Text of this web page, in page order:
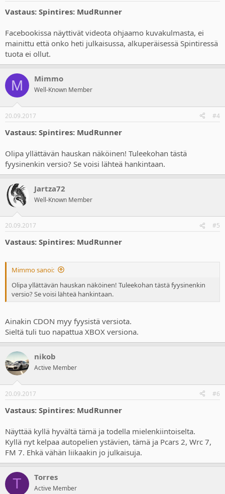
Vastaus: Spintires: MudRunner
Facebookissa näyttivät videota ohjaamo kuvakulmasta, ei
mainittu että onko heti julkaisussa, alkuperäisessä Spintiressä
tuota ei ollut.
M Mimmo
Well-Known Member
20.09.2017 #4
Vastaus: Spintires: MudRunner
Olipa yllättävän hauskan näköinen! Tuleekohan tästä
fyysinenkin versio? Se voisi lähteä hankintaan.
Jartza72
Well-Known Member
20.09.2017 #5
Vastaus: Spintires: MudRunner
Mimmo sanoi:
Olipa yllättävän hauskan näköinen! Tuleekohan tästä fyysinenkin
versio? Se voisi lähteä hankintaan.
Ainakin CDON myy fyysistä versiota.
Sieltä tuli tuo napattua XBOX versiona.
nikob
Active Member
20.09.2017 #6
Vastaus: Spintires: MudRunner
Näyttää kyllä hyvältä tämä ja todella mielenkiintoiselta.
Kyllä nyt kelpaa autopelien ystävien, tämä ja Pcars 2, Wrc 7,
FM 7. Ehkä vähän liikaakin jo julkaisuja.
T Torres
Active Member